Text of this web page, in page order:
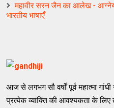
महावीर सरन जैन का आलेख - आग्‍नेय
भारतीय भाषाएँ
आज से लगभग सौ वर्षों पूर्व महात्मा
प्रत्येक व्याक्ति की आवश्यकता के